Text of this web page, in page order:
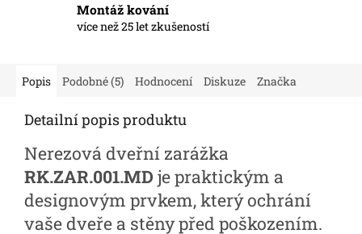
Montáž kování
více než 25 let zkušeností
Popis Podobné (5) Hodnocení Diskuze Značka
Detailní popis produktu
Nerezová dveřní zarážka
RK.ZAR.001.MD je praktickým a
designovým prvkem, který ochrání
vaše dveře a stěny před poškozením.